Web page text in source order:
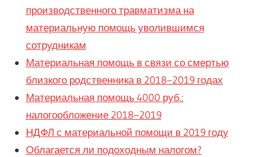
производственного травматизма на
материальную помощь уволившимся
сотрудникам
Материальная помощь в связи со смертью
близкого родственника в 2018–2019 годах
Материальная помощь 4000 руб.:
налогообложение 2018–2019
НДФЛ с материальной помощи в 2019 году
Облагается ли подоходным налогом?